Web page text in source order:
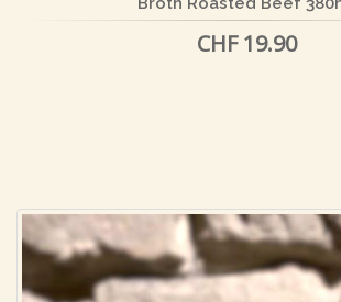
CHF 19.90